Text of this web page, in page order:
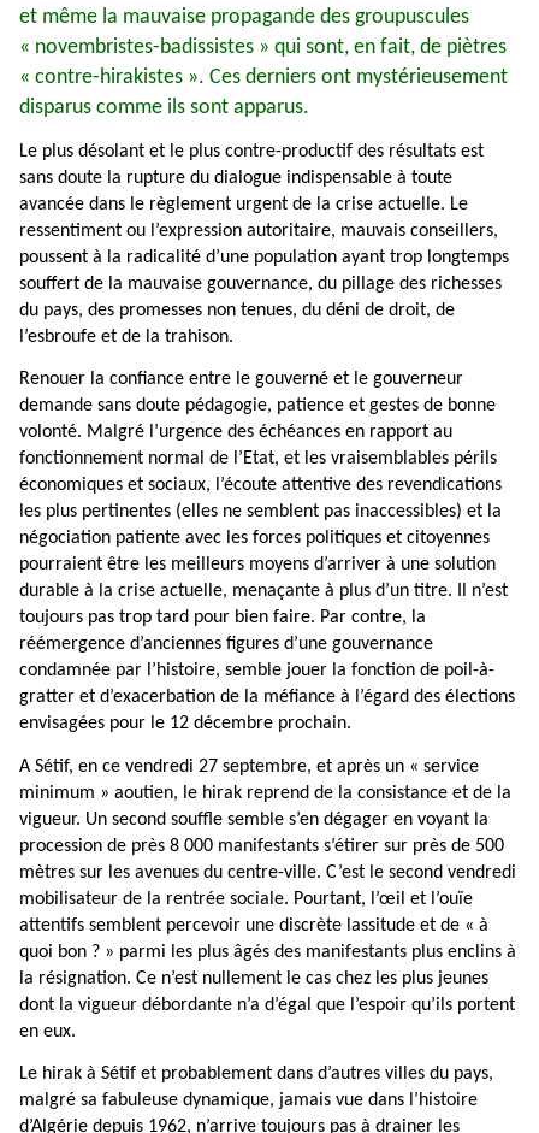
et même la mauvaise propagande des groupuscules
« novembristes-badissistes » qui sont, en fait, de piètres
« contre-hirakistes ». Ces derniers ont mystérieusement
disparus comme ils sont apparus.
Le plus désolant et le plus contre-productif des résultats est
sans doute la rupture du dialogue indispensable à toute
avancée dans le règlement urgent de la crise actuelle. Le
ressentiment ou l’expression autoritaire, mauvais conseillers,
poussent à la radicalité d’une population ayant trop longtemps
souffert de la mauvaise gouvernance, du pillage des richesses
du pays, des promesses non tenues, du déni de droit, de
l’esbroufe et de la trahison.
Renouer la confiance entre le gouverné et le gouverneur
demande sans doute pédagogie, patience et gestes de bonne
volonté. Malgré l’urgence des échéances en rapport au
fonctionnement normal de l’Etat, et les vraisemblables périls
économiques et sociaux, l’écoute attentive des revendications
les plus pertinentes (elles ne semblent pas inaccessibles) et la
négociation patiente avec les forces politiques et citoyennes
pourraient être les meilleurs moyens d’arriver à une solution
durable à la crise actuelle, menaçante à plus d’un titre. Il n’est
toujours pas trop tard pour bien faire. Par contre, la
réémergence d’anciennes figures d’une gouvernance
condamnée par l’histoire, semble jouer la fonction de poil-à-
gratter et d’exacerbation de la méfiance à l’égard des élections
envisagées pour le 12 décembre prochain.
A Sétif, en ce vendredi 27 septembre, et après un « service
minimum » aoutien, le hirak reprend de la consistance et de la
vigueur. Un second souffle semble s’en dégager en voyant la
procession de près 8 000 manifestants s’étirer sur près de 500
mètres sur les avenues du centre-ville. C’est le second vendredi
mobilisateur de la rentrée sociale. Pourtant, l’œil et l’ouïe
attentifs semblent percevoir une discrète lassitude et de « à
quoi bon ? » parmi les plus âgés des manifestants plus enclins à
la résignation. Ce n’est nullement le cas chez les plus jeunes
dont la vigueur débordante n’a d’égal que l’espoir qu’ils portent
en eux.
Le hirak à Sétif et probablement dans d’autres villes du pays,
malgré sa fabuleuse dynamique, jamais vue dans l’histoire
d’Algérie depuis 1962, n’arrive toujours pas à drainer les